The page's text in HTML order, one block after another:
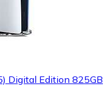
Digital Edition 825GB